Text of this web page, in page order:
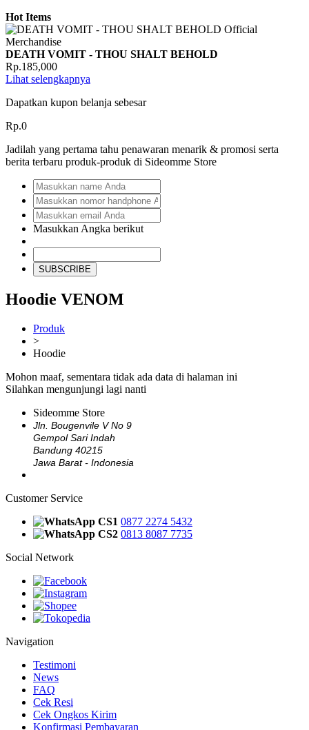
Hot Items
DEATH VOMIT - THOU SHALT BEHOLD
Rp.185,000
Lihat selengkapnya
Dapatkan kupon belanja sebesar
Rp.0
Jadilah yang pertama tahu penawaran menarik & promosi serta
berita terbaru produk-produk di Sideomme Store
Masukkan Angka berikut
SUBSCRIBE
Hoodie VENOM
Produk
>
Hoodie
Mohon maaf, sementara tidak ada data di halaman ini
Silahkan mengunjungi lagi nanti
Sideomme Store
Jln. Bougenvile V No 9
Gempol Sari Indah
Bandung 40215
Jawa Barat - Indonesia
Customer Service
CS1 0877 2274 5432
CS2 0813 8087 7735
Social Network
Navigation
Testimoni
News
FAQ
Cek Resi
Cek Ongkos Kirim
Konfirmasi Pembayaran